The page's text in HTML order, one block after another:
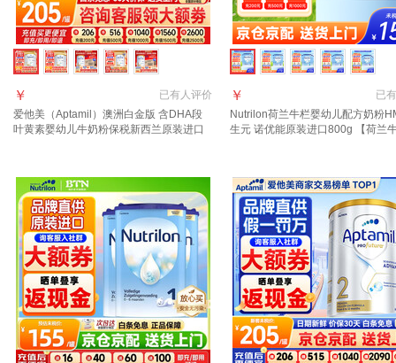
已有人评价
￥
爱他美（Aptamil）澳洲白金版 含DHA段
叶黄素婴幼儿牛奶粉保税新西兰原装进口
已有
￥
Nutrilon荷兰牛栏婴幼儿配方奶粉
生元 诺优能原装进口800g 【荷兰